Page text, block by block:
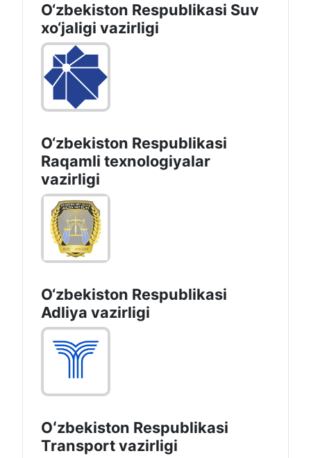
O‘zbekiston Respublikasi Suv
хo‘jaligi vazirligi
O‘zbekiston Respublikasi
Raqamli texnologiyalar
vazirligi
O‘zbekiston Respublikasi
Adliya vazirligi
Oʻzbekiston Respublikasi
Transport vazirligi